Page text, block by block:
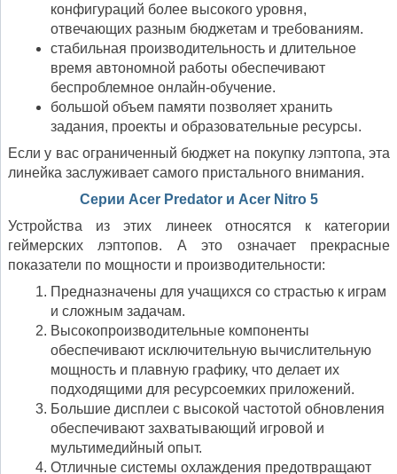
конфигураций более высокого уровня,
отвечающих разным бюджетам и требованиям.
стабильная производительность и длительное
время автономной работы обеспечивают
беспроблемное онлайн-обучение.
большой объем памяти позволяет хранить
задания, проекты и образовательные ресурсы.
Если у вас ограниченный бюджет на покупку лэптопа, эта
линейка заслуживает самого пристального внимания.
Серии Acer Predator и Acer Nitro 5
Устройства из этих линеек относятся к категории
геймерских лэптопов. А это означает прекрасные
показатели по мощности и производительности:
Предназначены для учащихся со страстью к играм
и сложным задачам.
Высокопроизводительные компоненты
обеспечивают исключительную вычислительную
мощность и плавную графику, что делает их
подходящими для ресурсоемких приложений.
Большие дисплеи с высокой частотой обновления
обеспечивают захватывающий игровой и
мультимедийный опыт.
Отличные системы охлаждения предотвращают